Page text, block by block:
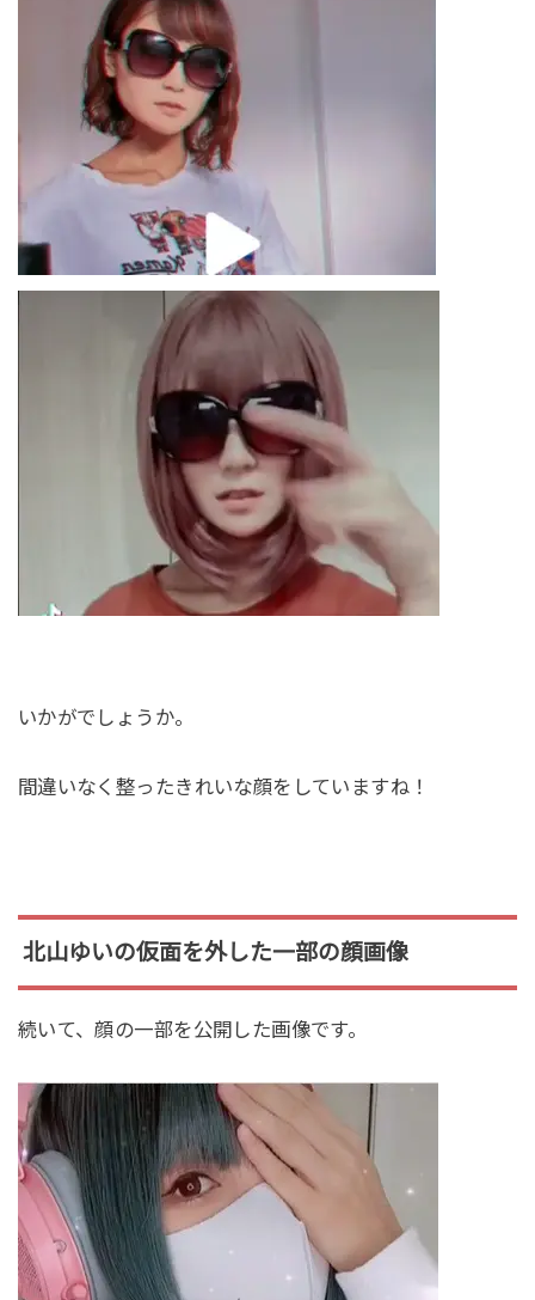
いかがでしょうか。
間違いなく整ったきれいな顔をしていますね！
北山ゆいの仮面を外した一部の顔画像
続いて、顔の一部を公開した画像です。